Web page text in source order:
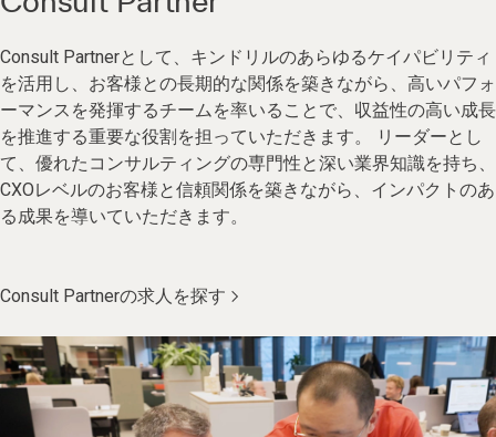
Consult Partnerとして、キンドリルのあらゆるケイパビリティ
を活用し、お客様との長期的な関係を築きながら、高いパフォ
ーマンスを発揮するチームを率いることで、収益性の高い成長
を推進する重要な役割を担っていただきます。 リーダーとし
て、優れたコンサルティングの専門性と深い業界知識を持ち、
CXOレベルのお客様と信頼関係を築きながら、インパクトのあ
る成果を導いていただきます。
Consult Partnerの求人を探す